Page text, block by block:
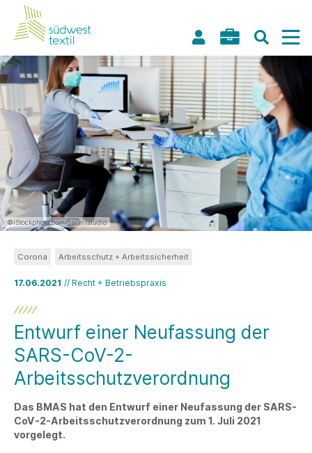
©iStockphoto.com/gpointstudio
17.06.2021 // Recht + Betriebspraxis
Corona Arbeitsschutz + Arbeitssicherheit
Entwurf einer Neufassung der
SARS-CoV-2-
Arbeitsschutzverordnung
Das BMAS hat den Entwurf einer Neufassung der SARS-
CoV-2-Arbeitsschutzverordnung zum 1. Juli 2021
vorgelegt.